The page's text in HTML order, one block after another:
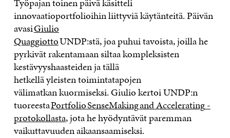
innovaatioportfolioihin liittyviä käytänteitä.Päivän
avasiGiulio
QuaggiottoUNDP:stä,joapuhuitavoista, joilla he
pyrkivätrakentamaan siltaa kompleksisten
kestävyyshaasteiden jatällä
hetkelläyleistentoimintatapojen
välimatkankuormiseksi.Giulio kertoi UNDP:n
tuoreestaPortfolio SenseMaking and Accelerating-
protokollasta, jota he hyödyntävät paremman
vaikuttavuuden aikaansaamiseksi.